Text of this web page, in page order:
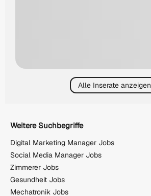
Alle Inserate anzeigen
Weitere Suchbegriffe
Digital Marketing Manager Jobs
Social Media Manager Jobs
Zimmerer Jobs
Gesundheit Jobs
Mechatronik Jobs